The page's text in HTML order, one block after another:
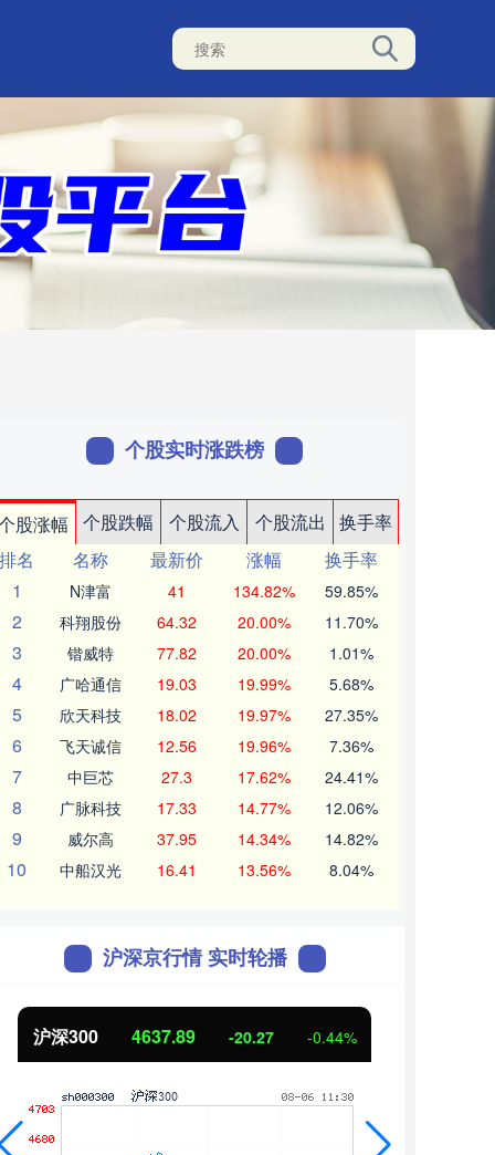
个股实时涨跌榜
股涨幅 个股跌幅 个股流入 个股流出
换手率
排名
名称 最新价 涨幅
换手率
1
N津富 41 134.82% 59.85%
2 科翔股份 64.32 20.00% 11.70%
3 锴威特 77.82 20.00% 1.01%
4 广哈通信 19.03 19.99% 5.68%
5 欣天科技 18.02 19.97% 27.35%
6 飞天诚信 12.56 19.96% 7.36%
7 中巨芯 27.3 17.62% 24.41%
8 广脉科技 17.33 14.77% 12.06%
9 威尔高 37.95 14.34% 14.82%
10 中船汉光 16.41 13.56% 8.04%
沪深京行情 实时轮播
北证50 1115.17 -4.29 -0.38%